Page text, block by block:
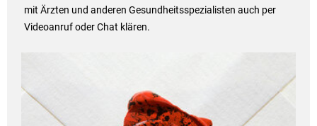
mit Ärzten und anderen Gesundheitsspezialisten auch per
Videoanruf oder Chat klären.